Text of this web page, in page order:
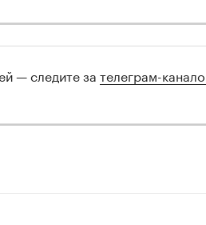
— следите за телеграм-